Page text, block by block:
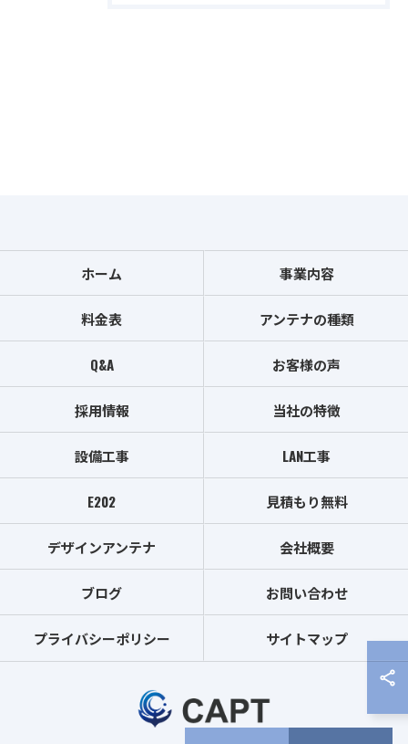
ホーム 事業内容
料金表 アンテナの種類
Q&A お客様の声
採用情報 当社の特徴
設備工事 LAN工事
E202 見積もり無料
デザインアンテナ 会社概要
ブログ お問い合わせ
プライバシーポリシー サイトマップ